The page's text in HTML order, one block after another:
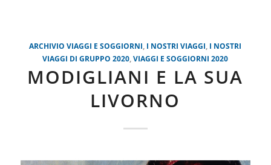
ARCHIVIO VIAGGI E SOGGIORNI, I NOSTRI VIAGGI, I NOSTRI
VIAGGI DI GRUPPO 2020,VIAGGI E SOGGIORNI 2020
MODIGLIANI E LA SUA
LIVORNO